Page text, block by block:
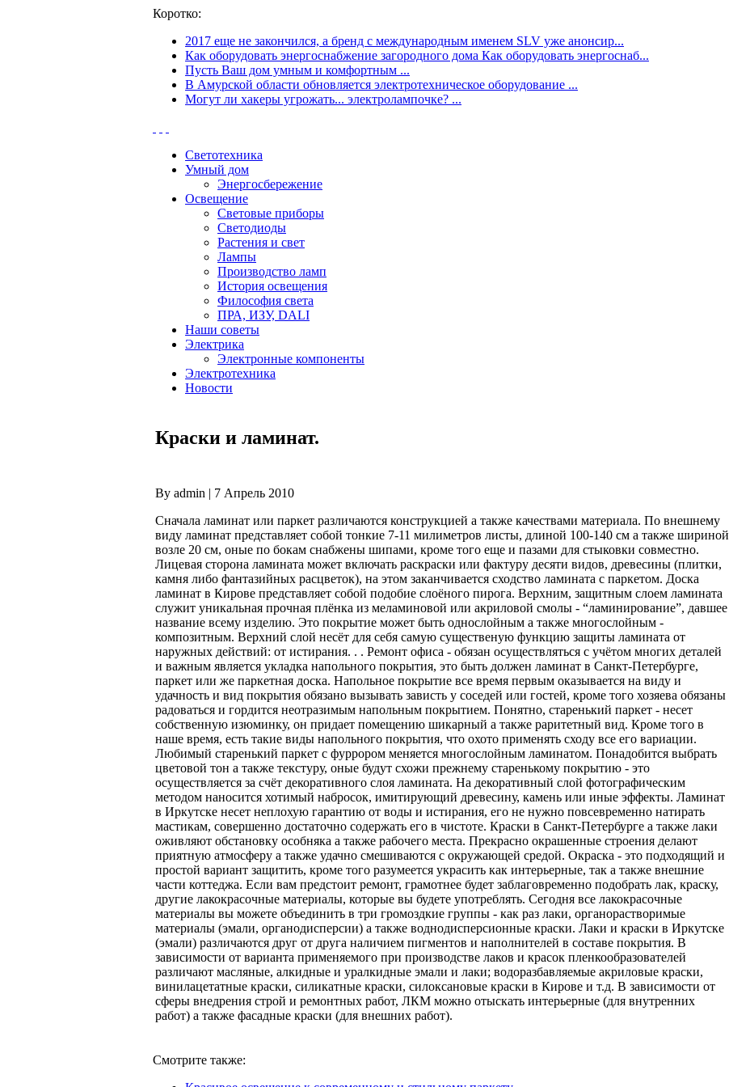
Коротко:
2017 еще не закончился, а бренд с международным именем SLV уже анонсир...
Как оборудовать энергоснабжение загородного дома Как оборудовать энергоснаб...
Пусть Ваш дом умным и комфортным ...
В Амурской области обновляется электротехническое оборудование ...
Могут ли хакеры угрожать... электролампочке? ...
Светотехника
Умный дом
Энергосбережение
Освещение
Световые приборы
Светодиоды
Растения и свет
Лампы
Производство ламп
История освещения
Философия света
ПРА, ИЗУ, DALI
Наши советы
Электрика
Электронные компоненты
Электротехника
Новости
Краски и ламинат.
By admin | 7 Апрель 2010
Сначала ламинат или паркет различаются конструкцией а также качествами материала. По внешнему
виду ламинат представляет собой тонкие 7-11 милиметров листы, длиной 100-140 см а также шириной
возле 20 см, оные по бокам снабжены шипами, кроме того еще и пазами для стыковки совместно.
Лицевая сторона ламината может включать раскраски или фактуру десяти видов, древесины (плитки,
камня либо фантазийных расцветок), на этом заканчивается сходство ламината с паркетом. Доска
ламинат в Кирове представляет собой подобие слоёного пирога. Верхним, защитным слоем ламината
служит уникальная прочная плёнка из меламиновой или акриловой смолы - “ламинирование”, давшее
название всему изделию. Это покрытие может быть однослойным а также многослойным -
композитным. Верхний слой несёт для себя самую существеную функцию защиты ламината от
наружных действий: от истирания. . . Ремонт офиса - обязан осуществляться с учётом многих деталей
и важным является укладка напольного покрытия, это быть должен ламинат в Санкт-Петербурге,
паркет или же паркетная доска. Напольное покрытие все время первым оказывается на виду и
удачность и вид покрытия обязано вызывать зависть у соседей или гостей, кроме того хозяева обязаны
радоваться и гордится неотразимым напольным покрытием. Понятно, старенький паркет - несет
собственную изюминку, он придает помещению шикарный а также раритетный вид. Кроме того в
наше время, есть такие виды напольного покрытия, что охото применять сходу все его вариации.
Любимый старенький паркет с фуррором меняется многослойным ламинатом. Понадобится выбрать
цветовой тон а также текстуру, оные будут схожи прежнему старенькому покрытию - это
осуществляется за счёт декоративного слоя ламината. На декоративный слой фотографическим
методом наносится хотимый набросок, имитирующий древесину, камень или иные эффекты. Ламинат
в Иркутске несет неплохую гарантию от воды и истирания, его не нужно повсевременно натирать
мастикам, совершенно достаточно содержать его в чистоте. Краски в Санкт-Петербурге а также лаки
оживляют обстановку особняка а также рабочего места. Прекрасно окрашенные строения делают
приятную атмосферу а также удачно смешиваются с окружающей средой. Окраска - это подходящий и
простой вариант защитить, кроме того разумеется украсить как интерьерные, так а также внешние
части коттеджа. Если вам предстоит ремонт, грамотнее будет заблаговременно подобрать лак, краску,
другие лакокрасочные материалы, которые вы будете употреблять. Сегодня все лакокрасочные
материалы вы можете объединить в три громоздкие группы - как раз лаки, органорастворимые
материалы (эмали, органодисперсии) а также воднодисперсионные краски. Лаки и краски в Иркутске
(эмали) различаются друг от друга наличием пигментов и наполнителей в составе покрытия. В
зависимости от варианта применяемого при производстве лаков и красок пленкообразователей
различают масляные, алкидные и уралкидные эмали и лаки; водоразбавляемые акриловые краски,
винилацетатные краски, силикатные краски, силоксановые краски в Кирове и т.д. В зависимости от
сферы внедрения строй и ремонтных работ, ЛКМ можно отыскать интерьерные (для внутренних
работ) а также фасадные краски (для внешних работ).
Смотрите также: